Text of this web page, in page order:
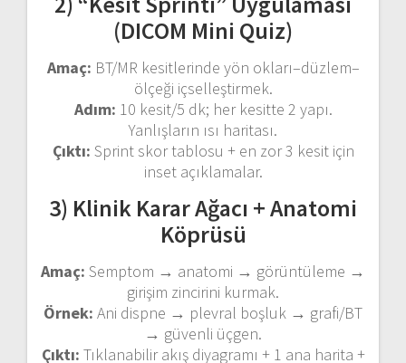
(DICOM Mini Quiz)
Amaç: BT/MR kesitlerinde yön okları–düzlem–
ölçeği içselleştirmek.
Adım: 10 kesit/5 dk; her kesitte 2 yapı.
Yanlışların ısı haritası.
Çıktı: Sprint skor tablosu + en zor 3 kesit için
inset açıklamalar.
3) Klinik Karar Ağacı + Anatomi
Köprüsü
Amaç: Semptom → anatomi → görüntüleme →
girişim zincirini kurmak.
Örnek: Ani dispne → plevral boşluk → grafi/BT
→ güvenli üçgen.
Çıktı: Tıklanabilir akış diyagramı + 1 ana harita +